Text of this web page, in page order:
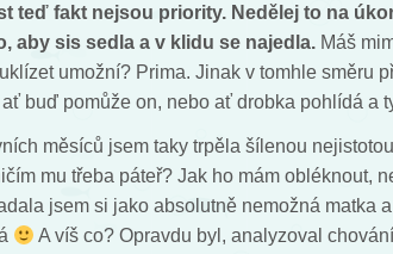
teď fakt nejsou priority. Nedělej to na
aby sis sedla a v klidu se najedla.Máš
umožní? Prima. Jinak v tomhle směru
buď pomůže on, nebo ať drobka pohlídá a
měsíců jsem taky trpěla šílenou
mu třeba páteř? Jak ho mám obléknout,
jsem si jako absolutně nemožná matka
A víš co? Opravdu byl, analyzoval